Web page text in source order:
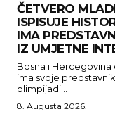
ČETVERO
ISPISUJE
IMA
IZ UMJETNE
Bosna i
ima svoje
olimpijadi...
8. Augusta 2026.